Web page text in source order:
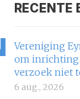
RECENTE
Vereniging
om inrichting
verzoek niet
6 aug., 2026